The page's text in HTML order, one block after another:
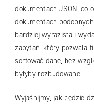
dokumentach JSON, co
dokumentach
bardziej wyrazista i
zapytań, który pozwala
sortować dane, bez
byłyby rozbudowane.
Wyjaśnijmy, jak będzie